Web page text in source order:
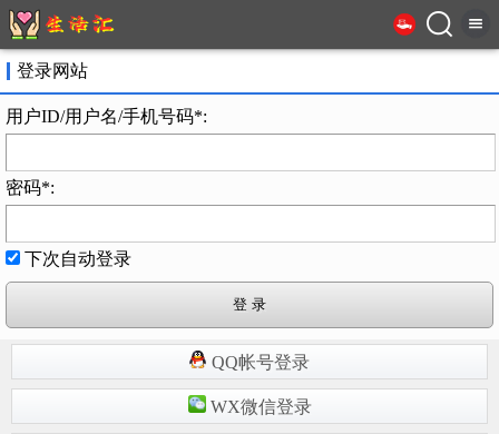
登录网站
用户ID/用户名/手机号码*:
密码*:
下次自动登录
QQ帐号登录
WX微信登录